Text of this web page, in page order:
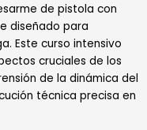
de pistola con
diseñado para
Este curso intensivo
cruciales de los
de la dinámica del
técnica precisa en